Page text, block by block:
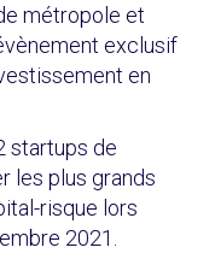
métropole et
exclusif
en
startups de
les plus grands
risque lors
2021.